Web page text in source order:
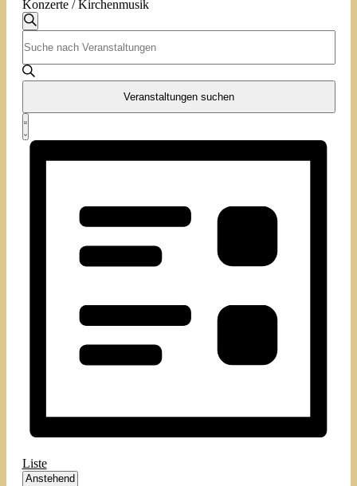
Konzerte / Kirchenmusik
Veranstaltungen
Veranstaltungen
Suche
und
Ansichten,
Navigation
Suche
Schlüsselwort
eingeben.
Suche
Veranstaltungen
Schlüsselwort.
Veranstaltungen suchen
Veranstaltung
Ansichten-
Liste
Liste
Anstehend Datum